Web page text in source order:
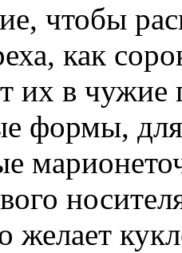
чтобы
как
их в чужие
формы,
желает